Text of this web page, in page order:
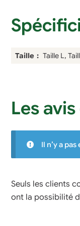
Taille Taille L,
Les
Il n’y a
Seuls les clients
ont la possibilité